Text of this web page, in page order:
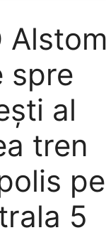
Alstom
spre
al
tren
5